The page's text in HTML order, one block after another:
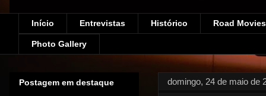
Início Entrevistas Histórico Road
Photo Gallery
domingo, 24 de maio de
Postagem em destaque